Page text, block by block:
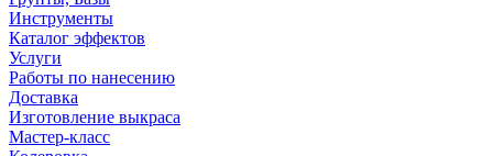
Инструменты
Каталог эффектов
Услуги
Работы по нанесению
Доставка
Изготовление выкраса
Мастер-класс